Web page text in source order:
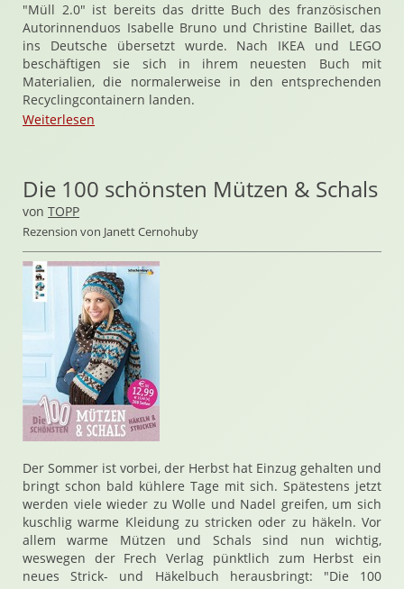
"Müll 2.0" ist bereits das dritte Buch des französischen
Autorinnenduos Isabelle Bruno und Christine Baillet, das
ins Deutsche übersetzt wurde. Nach IKEA und LEGO
beschäftigen sie sich in ihrem neuesten Buch mit
Materialien, die normalerweise in den entsprechenden
Recyclingcontainern landen.
Weiterlesen
Die 100 schönsten Mützen & Schals
von TOPP
Rezension von Janett Cernohuby
Der Sommer ist vorbei, der Herbst hat Einzug gehalten und
bringt schon bald kühlere Tage mit sich. Spätestens jetzt
werden viele wieder zu Wolle und Nadel greifen, um sich
kuschlig warme Kleidung zu stricken oder zu häkeln. Vor
allem warme Mützen und Schals sind nun wichtig,
weswegen der Frech Verlag pünktlich zum Herbst ein
neues Strick- und Häkelbuch herausbringt: "Die 100